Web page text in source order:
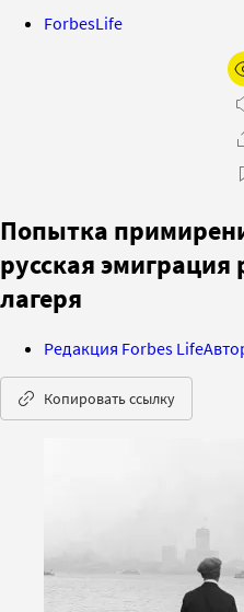
ForbesLife
Попытка
русская эмиграция
лагеря
Редакция Forbes Life
Копировать ссылку